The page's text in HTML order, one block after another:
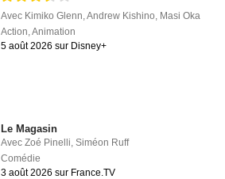
Avec Kimiko Glenn,Andrew Kishino, Masi Oka
Action,Animation
5 août 2026 sur Disney+
Le Magasin
AvecZoé Pinelli ,Siméon Ruff
Comédie
3 août 2026 sur France.TV